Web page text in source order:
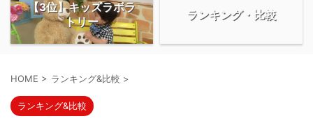
【3位】キッズラボラ
トリー
ランキング・比較
HOME > ランキング&比較 >
ランキング&比較